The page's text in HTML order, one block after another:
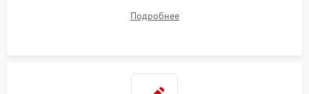
или поврежденной резиновой манжеты.
Подробнее